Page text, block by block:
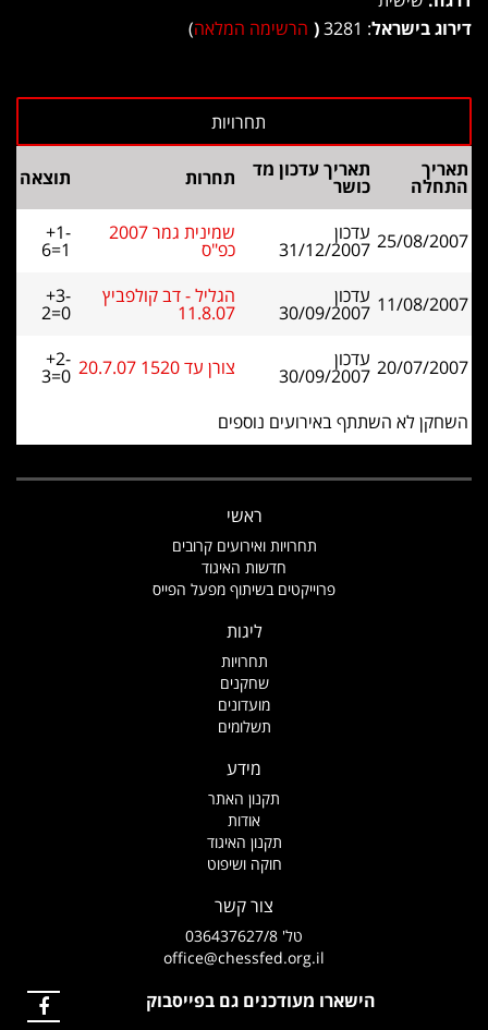
דירוג בישראל: 3281
( הרשימה המלאה)
תאריך
התחלה
תאריך עדכון מד
כושר תחרות תוצאה
25/08/2007 עדכון
31/12/2007
שמינית גמר 2007
כפ"ס
+1-
6=1
11/08/2007 עדכון
30/09/2007
הגליל - דב קולפביץ
11.8.07
+3-
2=0
20/07/2007 עדכון
30/09/2007 צורן עד 1520 20.7.07 +2-
3=0
השחקן לא השתתף באירועים נוספים
ראשי
תחרויות ואירועים קרובים
חדשות האיגוד
פרוייקטים בשיתוף מפעל הפייס
ליגות
תחרויות
שחקנים
מועדונים
תשלומים
מידע
תקנון האתר
אודות
תקנון האיגוד
חוקה ושיפוט
צור קשר
טל' 036437627/8
office@chessfed.org.il
הישארו מעודכנים גם בפייסבוק